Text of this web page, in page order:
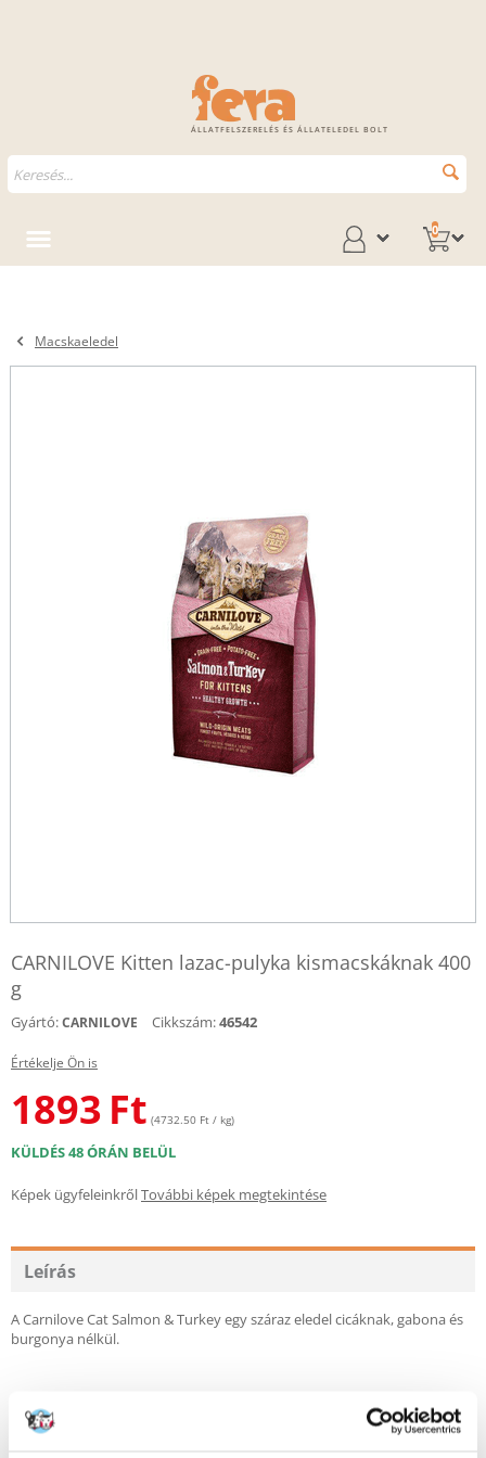
ÁLLATFELSZERELÉS ÉS ÁLLATELEDEL BOLT
0
Macskaeledel
CARNILOVE Kitten lazac-pulyka kismacskáknak 400
g
Gyártó:CARNILOVE Cikkszám:46542
Értékelje Ön is
1893 Ft (4732.50 Ft / kg)
KÜLDÉS 48 ÓRÁN BELÜL
Képek ügyfeleinkrőlTovábbi képek megtekintése
Leírás
A Carnilove Cat Salmon & Turkey egy száraz eledel cicáknak, gabona és
burgonya nélkül.
Összetétel: